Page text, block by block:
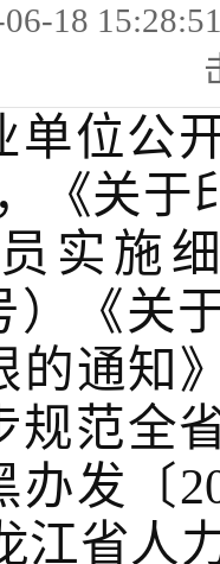
06-18
单位公
《关于
实施
）《
的通知
规范全
办发〔
江省人